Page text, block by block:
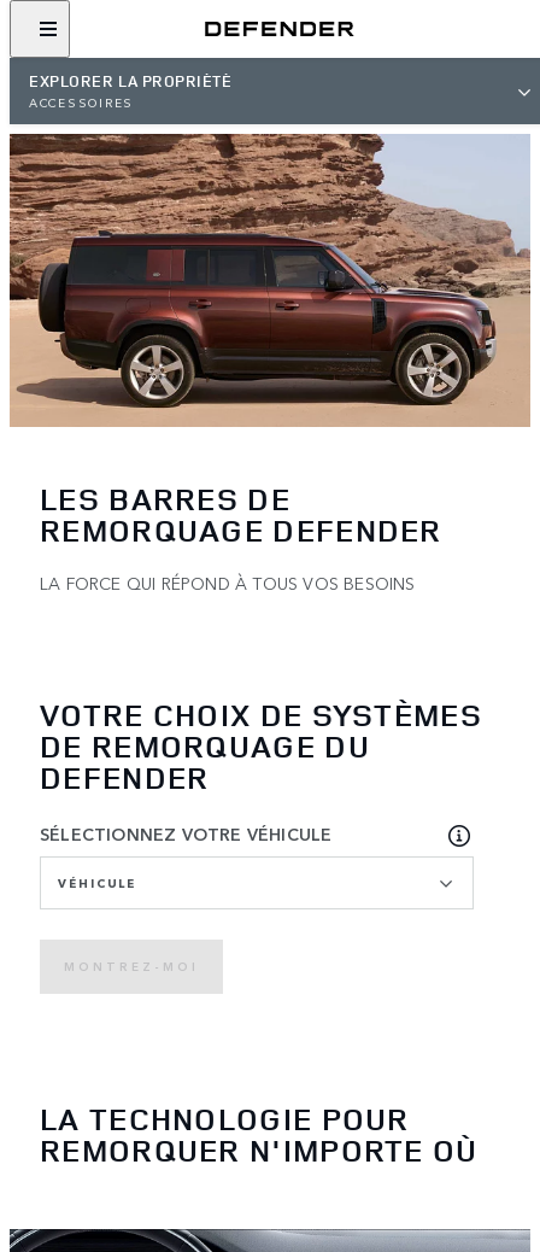
EXPLORER LA PROPRIÉTÉ
ACCESSOIRES
LES BARRES DE
REMORQUAGE DEFENDER
LA FORCE QUI RÉPOND À TOUS VOS BESOINS
VOTRE CHOIX DE SYSTÈMES
DE REMORQUAGE DU
DEFENDER
SÉLECTIONNEZ VOTRE VÉHICULE
VÉHICULE
MONTREZ-MOI
LA TECHNOLOGIE POUR
REMORQUER N'IMPORTE OÙ